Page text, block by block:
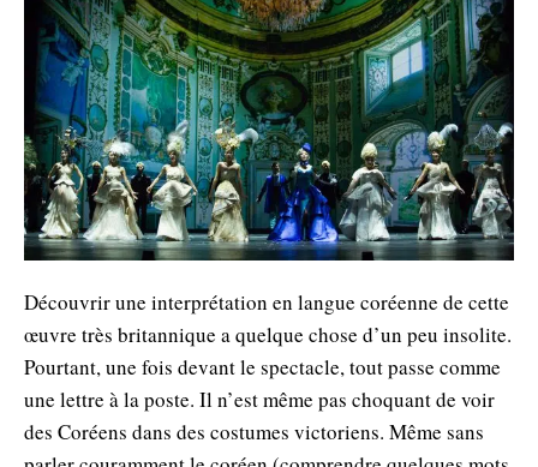
Découvrir une interprétation en langue coréenne de cette
œuvre très britannique a quelque chose d’un peu insolite.
Pourtant, une fois devant le spectacle, tout passe comme
une lettre à la poste. Il n’est même pas choquant de voir
des Coréens dans des costumes victoriens. Même sans